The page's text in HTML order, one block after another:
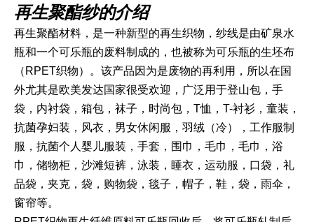
再生聚酯纱的介绍
再生聚酯材料，是一种新型的再生织物，纱线是由矿泉水
瓶和一个可乐瓶的废料制成的，也被称为可乐瓶的生坯布
（RPET织物）。该产品因为是废物的再利用，所以在国
外尤其是欧美发达国家很受欢迎，广泛用于登山包，手
袋，内衬袋，箱包，袜子，时尚包，T恤，T-衬衫，童装，
抗菌孕妇装，风衣，男女休闲服，羽绒（冷），工作服制
服，抗菌个人婴儿服装，手套，围巾，毛巾，毛巾，浴
巾，储物柜，沙滩短裤，泳装，睡衣，运动服，口袋，礼
品袋，夹克，袋，购物袋，毯子，帽子，鞋，袋，雨伞，
窗帘等。